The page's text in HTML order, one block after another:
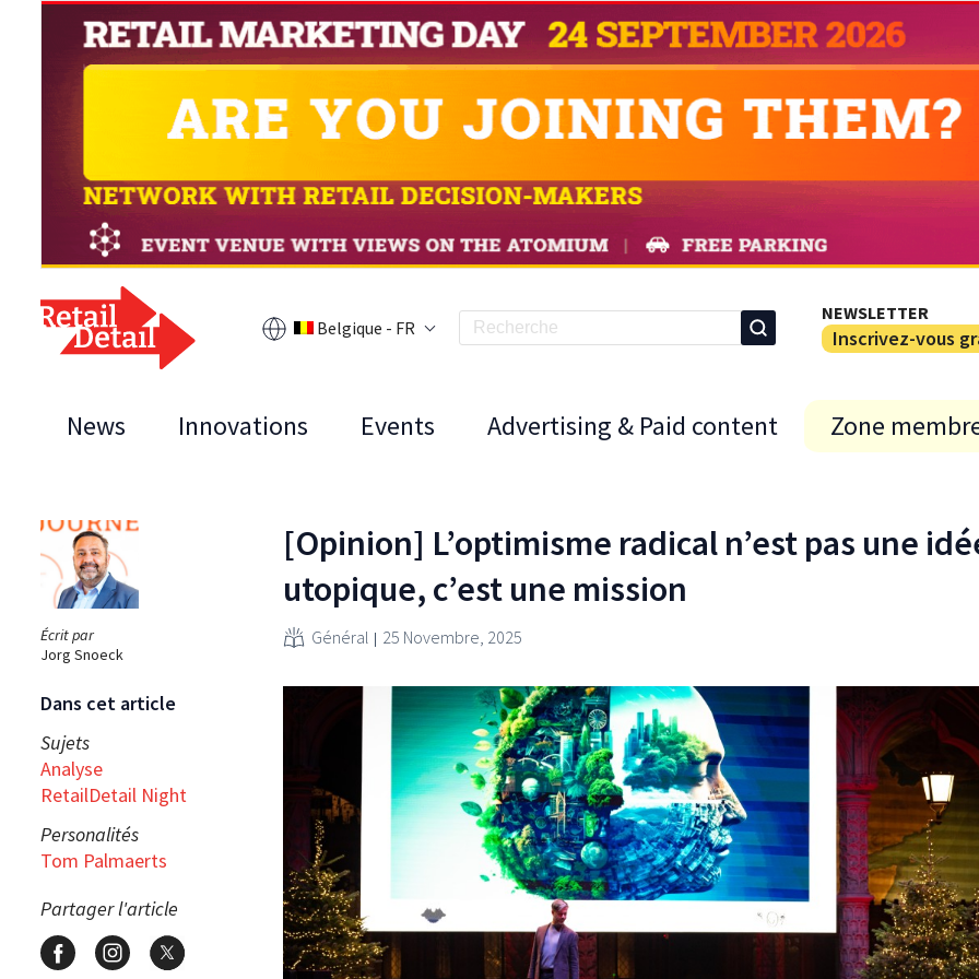
Belgique - FR
NEWSLETTER
Inscrivez-vous
News Innovations Events Advertising & Paid content Zone
Écrit par
Jorg Snoeck
Dans cet article
Sujets
Analyse
RetailDetail Night
Personalités
Tom Palmaerts
Partager l'article
[Opinion] L’optimisme radical n’est pas une
utopique, c’est une mission
Général 25 Novembre, 2025